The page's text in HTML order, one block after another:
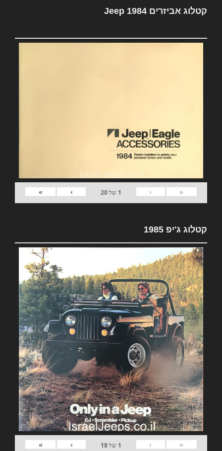
קטלוג אביזרים Jeep 1984
«
‹
1 של20
›
»
קטלוג ג'יפ 1985
«
‹
1 של18
›
»